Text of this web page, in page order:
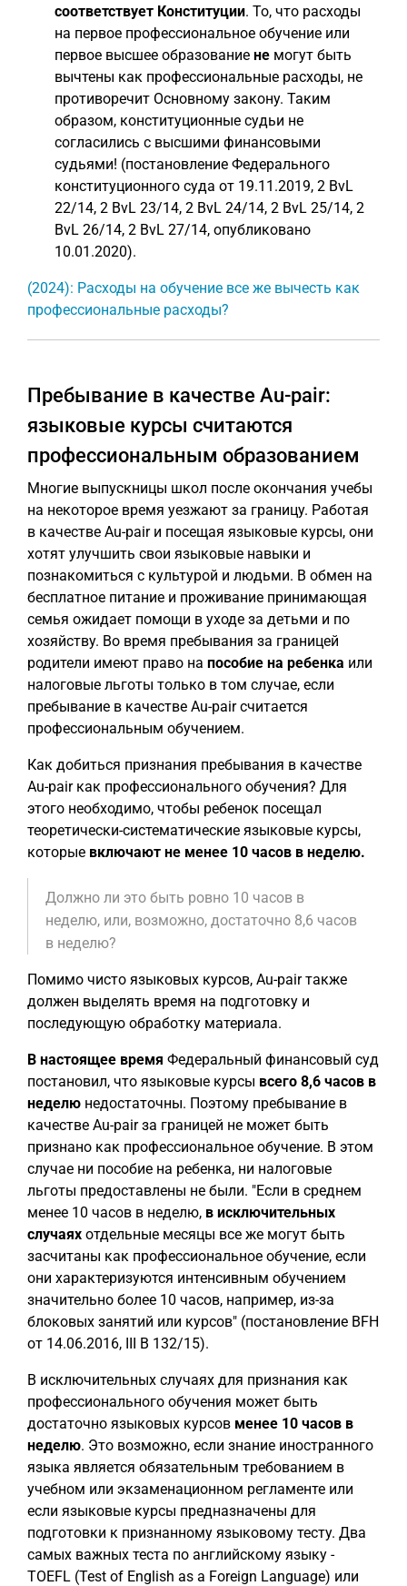
соответствует Конституции. То, что расходы
на первое профессиональное обучение или
первое высшее образование не могут быть
вычтены как профессиональные расходы, не
противоречит Основному закону. Таким
образом, конституционные судьи не
согласились с высшими финансовыми
судьями! (постановление Федерального
конституционного суда от 19.11.2019, 2 BvL
22/14, 2 BvL 23/14, 2 BvL 24/14, 2 BvL 25/14, 2
BvL 26/14, 2 BvL 27/14, опубликовано
10.01.2020).
(2024): Расходы на обучение все же вычесть как
профессиональные расходы?
Пребывание в качестве Au-pair:
языковые курсы считаются
профессиональным образованием
Многие выпускницы школ после окончания учебы
на некоторое время уезжают за границу. Работая
в качестве Au-pair и посещая языковые курсы, они
хотят улучшить свои языковые навыки и
познакомиться с культурой и людьми. В обмен на
бесплатное питание и проживание принимающая
семья ожидает помощи в уходе за детьми и по
хозяйству. Во время пребывания за границей
родители имеют право на пособие на ребенка или
налоговые льготы только в том случае, если
пребывание в качестве Au-pair считается
профессиональным обучением.
Как добиться признания пребывания в качестве
Au-pair как профессионального обучения? Для
этого необходимо, чтобы ребенок посещал
теоретически-систематические языковые курсы,
которые включают не менее 10 часов в неделю.
Должно ли это быть ровно 10 часов в
неделю, или, возможно, достаточно 8,6 часов
в неделю?
Помимо чисто языковых курсов, Au-pair также
должен выделять время на подготовку и
последующую обработку материала.
В настоящее время Федеральный финансовый суд
постановил, что языковые курсы всего 8,6 часов в
неделю недостаточны. Поэтому пребывание в
качестве Au-pair за границей не может быть
признано как профессиональное обучение. В этом
случае ни пособие на ребенка, ни налоговые
льготы предоставлены не были. "Если в среднем
менее 10 часов в неделю, в исключительных
случаях отдельные месяцы все же могут быть
засчитаны как профессиональное обучение, если
они характеризуются интенсивным обучением
значительно более 10 часов, например, из-за
блоковых занятий или курсов" (постановление BFH
от 14.06.2016, III B 132/15).
В исключительных случаях для признания как
профессионального обучения может быть
достаточно языковых курсов менее 10 часов в
неделю. Это возможно, если знание иностранного
языка является обязательным требованием в
учебном или экзаменационном регламенте или
если языковые курсы предназначены для
подготовки к признанному языковому тесту. Два
самых важных теста по английскому языку -
TOEFL (Test of English as a Foreign Language) или